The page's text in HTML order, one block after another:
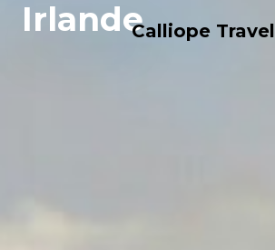
Calliope Travel
Irlande